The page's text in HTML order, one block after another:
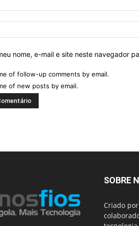
nome, e-mail e site neste navegador
of follow-up comments by email.
of new posts by email.
SOBRE
Criado